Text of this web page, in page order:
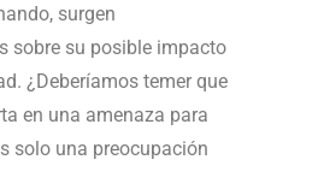
surgen
sobre su posible impacto
¿Deberíamos temer que
en una amenaza para
solo una preocupación